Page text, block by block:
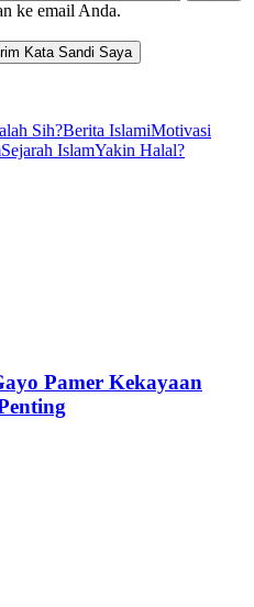
ke email Anda.
Sih?Berita IslamiMotivasi
Sejarah IslamYakin Halal?
Pamer Kekayaan